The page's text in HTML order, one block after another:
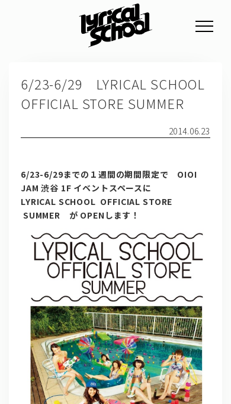
6/23-6/29 LYRICAL SCHOOL
OFFICIAL STORE SUMMER
2014.06.23
6/23-6/29までの１週間の期間限定で OIOI
JAM 渋谷 1F イベントスペースに
LYRICAL SCHOOL OFFICIAL STORE
SUMMER が OPENします！
PROFILE
SCHEDULE
DISCOGRAPHY
FAN CLUB
TICKET
問い合わせ, 取材,出演依頼